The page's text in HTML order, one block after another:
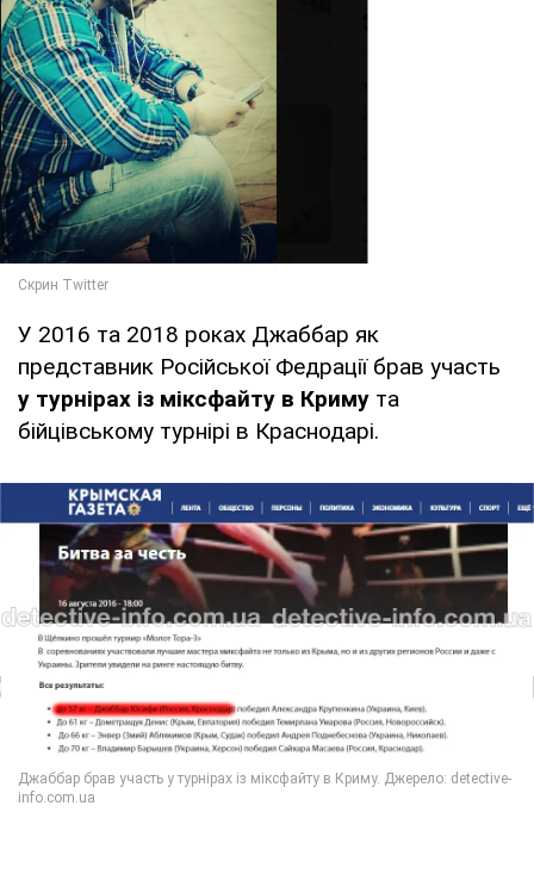
У 2016 та 2018 роках Джаббар як
представник Російської Федрації брав участь
у турнірах із міксфайту в Криму та
бійцівському турнірі в Краснодарі.